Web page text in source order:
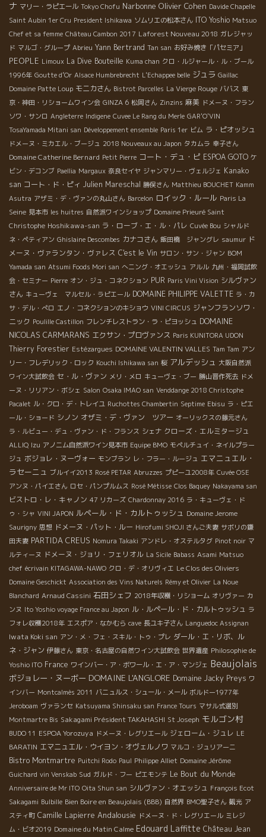
ナ マリー・ラピエール Tokyo Chofu Narbonne Olivier Cohen Davide Chapelle
Saint Aubin 1er Cru President Ishikawa ソムリエの松本さん ITO Yoshio Matsuo
Chef et sa femme Château Cambon 2017 Laforest Nouveau 2018 ガレジャッ
ド マルゴ・グループ Abrieu Yann Bertrand Tan san お好み焼き「パセミア」
PEOPLE Limoux La Dive Bouteille Kuma chan クロ・ルジャール・ル・ブール
1996年 Goutte d’Or Alsace Humbrebrecht L'Echappee belle ジュラ Gaillac
Domaine Patte Loup モニカさん Bistrot Parcelles La Vierge Rouge ババス 東
京・神田・リショームワイン会 GINZA 6 松岡さん Zinzins 麻美 ドメーヌ・フラン
ソワ・サンロ Angleterre Indigene Cuvee Le Rang du Merle GAR'O'VIN
TosaYamada Mitani san Développement ensemble Paris 1er ビム ラ・ピオッシュ
ドメーヌ・ミカエル・ブージュ 2018 Nouveaux au Japon タカムラ 幸子さん
Domaine Catherine Bernard Petit Pierre コート・デュ・ピ ESPOA GOTO ケ
ビン・デコンブ Paellia Margaux 奈良セイヤ ジャンマリー・ヴェルジェ Kanako
san コート・ド・ピィ Julien Mareschal 勝俣さん Matthieu BOUCHET Kamm
Asutra アザミ・デ・ヴァンの丸山さん Barcelon ロイック・ルール Paris La
Seine 見本市 les huitres 自然派ワインショップ Domaine Prieuré Saint
Christophe Hoshikawa-san ラ・ローブ・エ・ル・パレ Cuvée Bou シャルド
ネ・ペティアン Ghislaine Descombes カナコさん 飯田橋 ジャングレ saumur ド
メーヌ・ヴァランタン・ヴァレス C'est le Vin サロン・サン・ジャン BOM
Yamada san Atsumi Foods Mori san へニング・オエッシュ アルル 九州・福岡試飲
会・セミナー Pierre オン・ジュ・コネクション PUR Paris Vini Vision シルヴァン
さん キューヴェ マルセル・ラピエール DOMAINE PHILIPPE VALETTE ラ・カ
サ・デル・ぺロ エノ・コネクションのキショウ VINI CIRCUS ジャンフランソワ・
ニック Poulille Castillon フレンチレストラン・ラ・ピヨッシュ DOMAINE
NICOLAS CARMARANS エクサン・プロヴァンス Paris KUNITORA UDON
Thierry Forestier Estézargues DOMAINE VALENTIN VALLES Tam Tam アン
リー・フレデリック・ロック Kouchi Ishikawa san 桜 アルデッシュ 大阪自然派
ワイン大試飲会 セ・ル・ヴァン メリ・メロ キューヴェ・ブー 勝山晋作死去 ドメ
ーヌ・リリアン・ボシェ Salon Osaka IMAO san Venddange 2018 Christophe
Pacalet ル・クロ・デ・トレイユ Ruchottes Chambertin Septime Ebisu ラ・ピエ
ール・ショード シノン オザミ・デ・ヴァン ツアー オーリックスの藤元さん
ラ・ルビュー・デュ・ヴァン・ド・フランス シェナ クローズ・エルミタージュ
ALLIQ Izu アノニム自然派ワイン見本市 Equipe BMO モペルチュイ・ネイルプラー
ジュ ボジョレ・ヌーヴォー モンブラン レ・フラー・ルージュ エマニュエル・
ラセーニュ ブルイイ2013 Rosé PETAR Abruzzes プピーユ2008年 Cuvée OSE
アンヌ・パイエさん ロセ・パンプルムス Rosé Métisse Clos Baquey Nakayama san
ビストロ・レ・キャノン 47 リカーズ Chardonnay 2016 ラ・キューヴェ・ド
ゥ・シャ VINI JAPON ルペール・ド・カルトゥッシュ Domaine Jerome
Saurigny 思想 ドメーヌ・パット・ルー Hirofumi SHOJI さんご夫妻 サボリの鎌
田夫妻 PARTIDA CREUS Nomura Takaki アンドレ・オステルタグ Pinot noir マ
ルティーヌ ドメーヌ・ジョリ・フェリオル La Sicile Babass Asami Matsuo
chef écrivain KITAGAWA-NAWO クロ・デ・オリヴィエ Le Clos des Oliviers
Domaine Geschickt Association des Vins Naturels Rémy et Olivier La Noue
Blanchard Arnaud Cassini 石田シェフ 2018年収穫・リショーム オリヴァー カ
ンヌ Ito Yoshio voyage France au Japon ル・ルペール・ド・カルトゥッシュ ラ
フォレ収穫2018年 エスポア・なかむら cave 長ユキ子さん Languedoc Assignan
Iwata Koki san アン・メ・フェ・スキル・トゥ・プレ ダール・エ・リボ、ル
ネ・ジャン 伊藤さん 東京・名古屋の自然ワイン大試飲会 世界遺産 Philosophie de
Yoshio ITO France ワインバー・ア・ボワール・エ・ア・マンジェ Beaujolais
ボジョレー・ヌーボー DOMAINE L'ANGLORE Domaine Jacky Preys ワ
インバー Montcalmès 2011 バニュルス・シュール・メール ボルドー1977年
Jeroboam ヴァランセ Katsuyama Shinsaku san France Tours マサル式選別
Montmartre Bis Sakagami Président TAKAHASHI St Joseph モルゴン村
BUDO 11 ESPOA Yorozuya ドメーヌ・レグリエール ジェローム・ジュレ LE
BARATIN エマニュエル・ウイヨン・オヴェルノワ マルコ・ジュリアーニ
Bistro Montmartre Puitchi Rodo Paul Philippe Alliet Domaine Jérôme
Guichard vin Venskab Sud ガルド・フー ピエモンテ Le Bout du Monde
Anniversaire de Mr ITO Oita Shun san シルヴァン・オエッシュ François Ecot
Sakagami Bulbille Bien Boire en Beaujolais (BBB) 自然界 BMO聖子さん 観光 ア
スティ町 Camille Lapierre Andalousie ドメーヌ・ド・レグリエール ミレジ
ム・ビオ2019 Domaine du Matin Calme Edouard Laffitte Château Jean